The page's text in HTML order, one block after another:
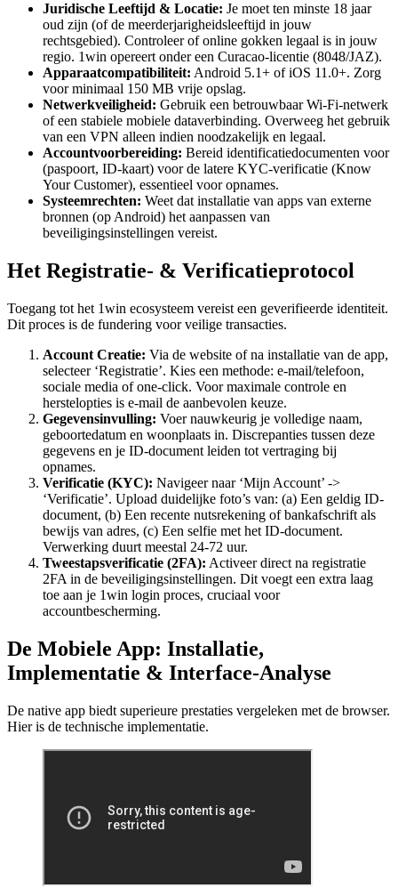
Juridische Leeftijd & Locatie: Je moet ten minste 18 jaar
oud zijn (of de meerderjarigheidsleeftijd in jouw
rechtsgebied). Controleer of online gokken legaal is in jouw
regio. 1win opereert onder een Curacao-licentie (8048/JAZ).
Apparaatcompatibiliteit: Android 5.1+ of iOS 11.0+. Zorg
voor minimaal 150 MB vrije opslag.
Netwerkveiligheid: Gebruik een betrouwbaar Wi-Fi-netwerk
of een stabiele mobiele dataverbinding. Overweeg het gebruik
van een VPN alleen indien noodzakelijk en legaal.
Accountvoorbereiding: Bereid identificatiedocumenten voor
(paspoort, ID-kaart) voor de latere KYC-verificatie (Know
Your Customer), essentieel voor opnames.
Systeemrechten: Weet dat installatie van apps van externe
bronnen (op Android) het aanpassen van
beveiligingsinstellingen vereist.
Het Registratie- & Verificatieprotocol
Toegang tot het 1win ecosysteem vereist een geverifieerde identiteit.
Dit proces is de fundering voor veilige transacties.
Account Creatie: Via de website of na installatie van de app,
selecteer ‘Registratie’. Kies een methode: e-mail/telefoon,
sociale media of one-click. Voor maximale controle en
herstelopties is e-mail de aanbevolen keuze.
Gegevensinvulling: Voer nauwkeurig je volledige naam,
geboortedatum en woonplaats in. Discrepanties tussen deze
gegevens en je ID-document leiden tot vertraging bij
opnames.
Verificatie (KYC): Navigeer naar ‘Mijn Account’ ->
‘Verificatie’. Upload duidelijke foto’s van: (a) Een geldig ID-
document, (b) Een recente nutsrekening of bankafschrift als
bewijs van adres, (c) Een selfie met het ID-document.
Verwerking duurt meestal 24-72 uur.
Tweestapsverificatie (2FA): Activeer direct na registratie
2FA in de beveiligingsinstellingen. Dit voegt een extra laag
toe aan je 1win login proces, cruciaal voor
accountbescherming.
De Mobiele App: Installatie,
Implementatie & Interface-Analyse
De native app biedt superieure prestaties vergeleken met de browser.
Hier is de technische implementatie.